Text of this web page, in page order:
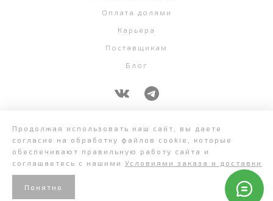
Оплата долями
Карьера
Поставщикам
Блог
Продолжая использовать наш сайт, вы даете
согласие на обработку файлов cookie, которые
обеспечивают правильную работу сайта и
соглашаетесь с нашими Условиями заказа и доставки
Понятно